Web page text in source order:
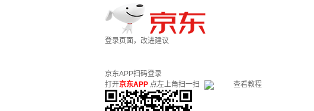
登录页面，改进建议
京东APP扫码登录
打开京东APP 点左上角扫一扫 查看教程